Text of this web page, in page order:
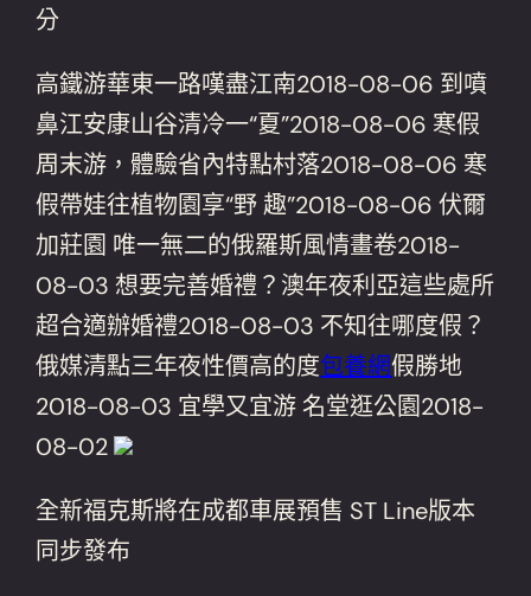
分
高鐵游華東一路嘆盡江南2018-08-06 到噴
鼻江安康山谷清冷一“夏”2018-08-06 寒假
周末游，體驗省內特點村落2018-08-06 寒
假帶娃往植物園享“野 趣”2018-08-06 伏爾
加莊園 唯一無二的俄羅斯風情畫卷2018-
08-03 想要完善婚禮？澳年夜利亞這些處所
超合適辦婚禮2018-08-03 不知往哪度假？
俄媒清點三年夜性價高的度包養網假勝地
2018-08-03 宜學又宜游 名堂逛公園2018-
08-02
全新福克斯將在成都車展預售 ST Line版本
同步發布